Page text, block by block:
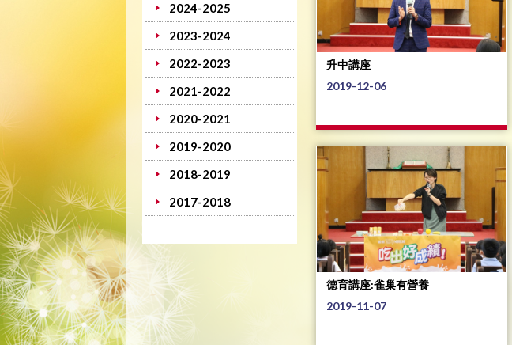
2024-2025
2023-2024
2022-2023
2021-2022
2020-2021
2019-2020
2018-2019
2017-2018
升中講座
2019-12-06
德育講座:雀巢有營養
2019-11-07